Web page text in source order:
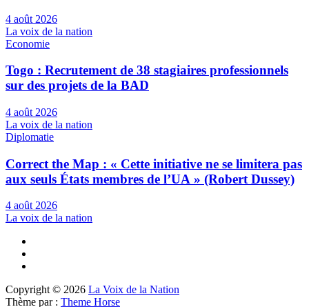
4 août 2026
La voix de la nation
Economie
Togo : Recrutement de 38 stagiaires professionnels
sur des projets de la BAD
4 août 2026
La voix de la nation
Diplomatie
Correct the Map : « Cette initiative ne se limitera pas
aux seuls États membres de l’UA » (Robert Dussey)
4 août 2026
La voix de la nation
Copyright © 2026 La Voix de la Nation
Thème par : Theme Horse